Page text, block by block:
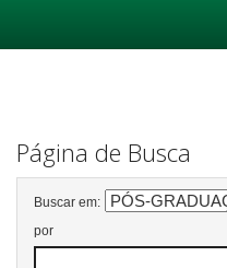
Página de Busca
Buscar em:
por